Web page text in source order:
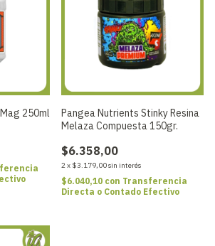
250ml
Pangea Nutrients Stinky Resina
Melaza Compuesta 150gr.
$6.358,00
2x $3.179,00sin interés
$6.040,10 con Transferencia
Directa o Contado Efectivo